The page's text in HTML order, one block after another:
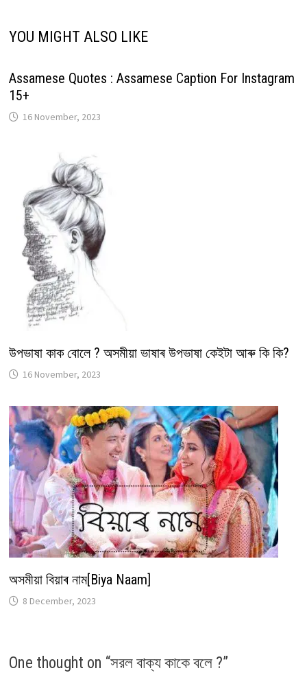
YOU MIGHT ALSO LIKE
Assamese Quotes : Assamese Caption For Instagram
15+
16 November, 2023
উপভাষা কাক বোলে ? অসমীয়া ভাষাৰ উপভাষা কেইটা আৰু কি কি?
16 November, 2023
অসমীয়া বিয়াৰ নাম[Biya Naam]
8 December, 2023
One thought on “সরল বাক্য কাকে বলে ?”